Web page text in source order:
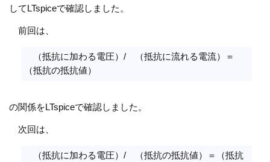
してLTspiceで確認しました。
前回は、
（抵抗に加わる電圧）/ （抵抗に流れる電流）＝
（抵抗の抵抗値）
の関係をLTspiceで確認しました。
次回は、
（抵抗に加わる電圧）/ （抵抗の抵抗値）＝（抵抗